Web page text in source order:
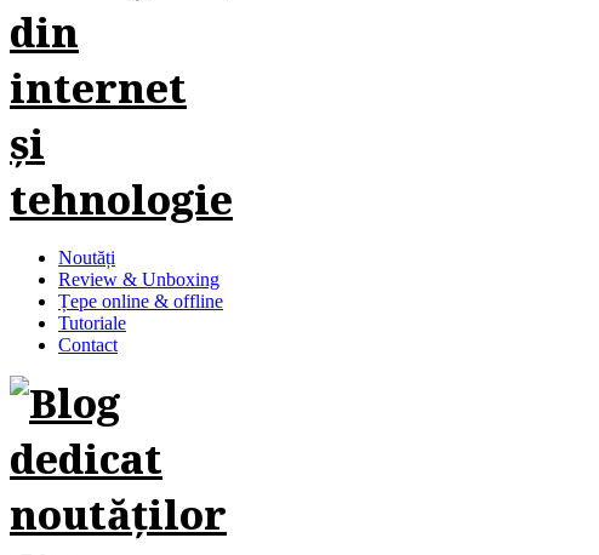
Noutăți
Review & Unboxing
Țepe online & offline
Tutoriale
Contact